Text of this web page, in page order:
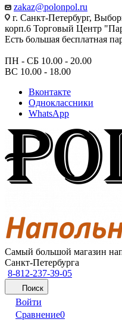
zakaz@polonpol.ru
г. Санкт-Петербург,
корп.6 Торговый Центр
Есть большая бесплатная
ПН - СБ 10.00 - 20.00
ВС 10.00 - 18.00
Вконтакте
Одноклассники
WhatsApp
Самый большой магазин
Санкт-Петербурга
8-812-237-39-05
Поиск
Войти
Сравнение0